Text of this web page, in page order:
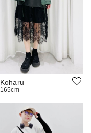
Koharu
165cm